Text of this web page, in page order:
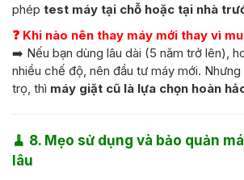
phép test máy tại chỗ hoặc tại nhà
❓ Khi nào nên thay máy mới thay vì
➡️ Nếu bạn dùng lâu dài (5 năm trở lên),
nhiều chế độ, nên đầu tư máy mới.
trọ, thì máy giặt cũ là lựa chọn hoàn
🧹 8. Mẹo sử dụng và bảo quản
lâu